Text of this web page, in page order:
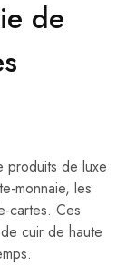
de
produits de luxe
monnaie, les
cartes. Ces
cuir de haute